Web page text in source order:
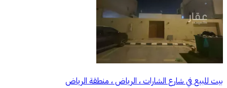
بيت للبيع في شارع الشارات ، الرياض ، منطقة الرياض